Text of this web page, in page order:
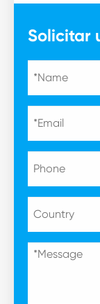
Solicitar